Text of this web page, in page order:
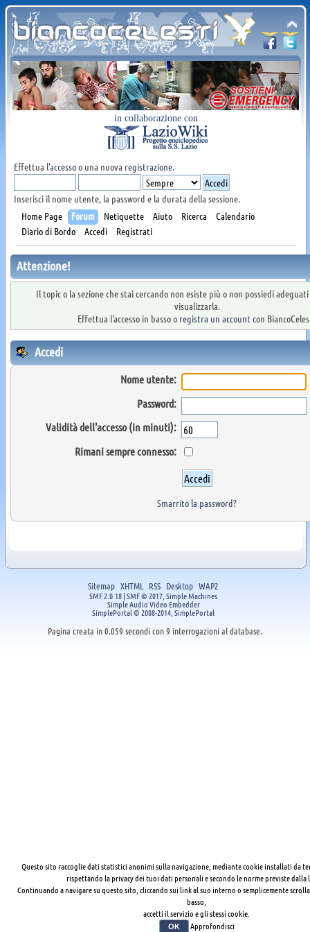
in collaborazione con
Effettua l'accessoo una nuova registrazione.
Inserisci il nome utente, la password e la durata della sessione.
Home Page
Forum Netiquette Aiuto Ricerca
Calendario
Diario di Bordo
Accedi Registrati
Attenzione!
Il topic o la sezione che stai cercando non esiste più o non possiedi
visualizzarla.
Effettua l'accesso in basso o registra un account con
Accedi
Nome utente:
Password:
Validità dell'accesso (in minuti):
Rimani sempre connesso:
Smarrito la password?
Sitemap XHTML RSS Desktop WAP2
SMF 2.0.18|SMF © 2017 Simple Machines
Simple Audio Video Embedder
SimplePortal © 2008-2014, SimplePortal
Pagina creata in 0.059 secondi con 9 interrogazioni al database.
Questo sito raccoglie dati statistici anonimi sulla navigazione, mediante cookie installati da
rispettando la privacy dei tuoi dati personali e secondo le norme previste dalla
Continuando a navigare su questo sito, cliccando sui link al suo interno o semplicemente
basso,
accetti il servizio e gli stessi cookie.
OK Approfondisci